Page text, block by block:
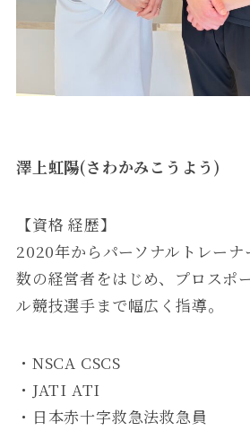
澤上虹陽(さわかみこうよう)
【資格 経歴】
2020年からパーソナルトレーナ
数の経営者をはじめ、プロスポ
ル競技選手まで幅広く指導。
・NSCA CSCS
・JATI ATI
・日本赤十字救急法救急員